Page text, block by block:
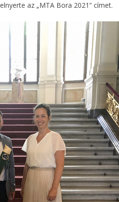
az „MTA Bora 2021” címet.